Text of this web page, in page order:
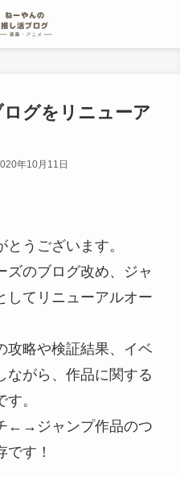
グをリニューア
年10月11日
うございます。
ズのブログ改め、ジャ
してリニューアルオー
攻略や検証結果、イベ
ながら、作品に関する
。
←→ジャンプ作品のつ
す！